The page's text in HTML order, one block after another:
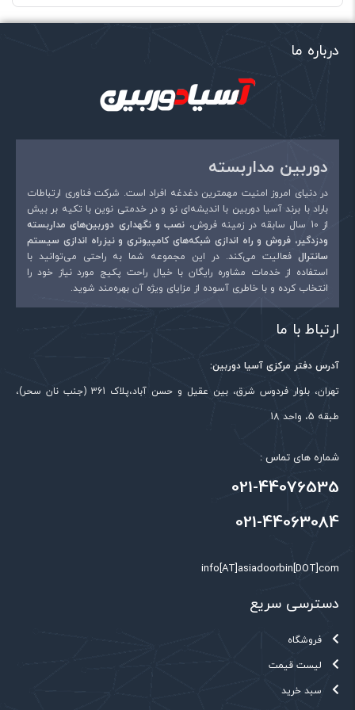
نوع اتصال
کابل شبکه
تکنولوژی ساخت
تحت شبکه
نوع سنسور
cmos
کشور سازنده
چین
منبع تغذیه
DC12V, PoE
قابلیت دید در شب
دارد
نوع لنز
قابلیت بزرگنمایی
دیجیتال
16برابر
قابلیت POE
نوع حسگر تصویر
کارت SD
ایمیل*
درباره ما
دوربین مداربسته
در دنیای امروز امنیت مهمترین دغدغه افراد است. شرکت فناوری ارتباطات
باراد با برند آسیا دوربین با اندیشه‌ای نو و در خدمتی نوین با تکیه بر بیش
از 10 سال سابقه در زمینه فروش،
نصب و نگهداری دوربین‌های مداربسته
ودزدگیر، فروش و راه اندازی شبکه‌های کامپیوتری و نیزراه اندازی سیستم
سانترال فعالیت می‌کند. در این مجموعه شما به راحتی می‌توانید با
استفاده از خدمات مشاوره رایگان با خیال راحت پکیج مورد نیاز خود را
انتخاب کرده و با خاطری آسوده از مزایای ویژه آن بهره‌مند شوید.
ارتباط با ما
آدرس دفتر مرکزی آسیا دوربین:
تهران، بلوار فردوس شرق، بین عقیل و حسن آباد،پلاک 361 (جنب نان سحر)،
طبقه 5، واحد 18
شماره های تماس :
021-44076535
021-44063084
info[AT]asiadoorbin[DOT]com
دسترسی سریع
فروشگاه
لیست قیمت
سبد خرید